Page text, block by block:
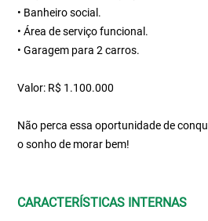
• Banheiro social.
• Área de serviço funcional.
• Garagem para 2 carros.
Valor: R$ 1.100.000
Não perca essa oportunidade de
o sonho de morar bem!
CARACTERÍSTICAS INTERNAS